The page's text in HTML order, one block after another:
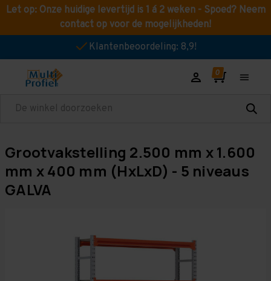
Let op: Onze huidige levertijd is 1 á 2 weken - Spoed? Neem
contact op voor de mogelijkheden!
Klantenbeoordeling: 8,9!
Zoeken
Grootvakstelling 2.500 mm x 1.600
mm x 400 mm (HxLxD) - 5 niveaus
GALVA